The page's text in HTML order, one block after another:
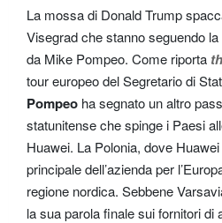
La mossa di Donald Trump
Visegrad che stanno seguendo
da Mike Pompeo. Come riporta
tour europeo del Segretario di
Pompeo ha segnato un altro
statunitense che spinge i Paesi
Huawei. La Polonia, dove
principale dell’azienda per
regione nordica. Sebbene
la sua parola finale sui fornitori di